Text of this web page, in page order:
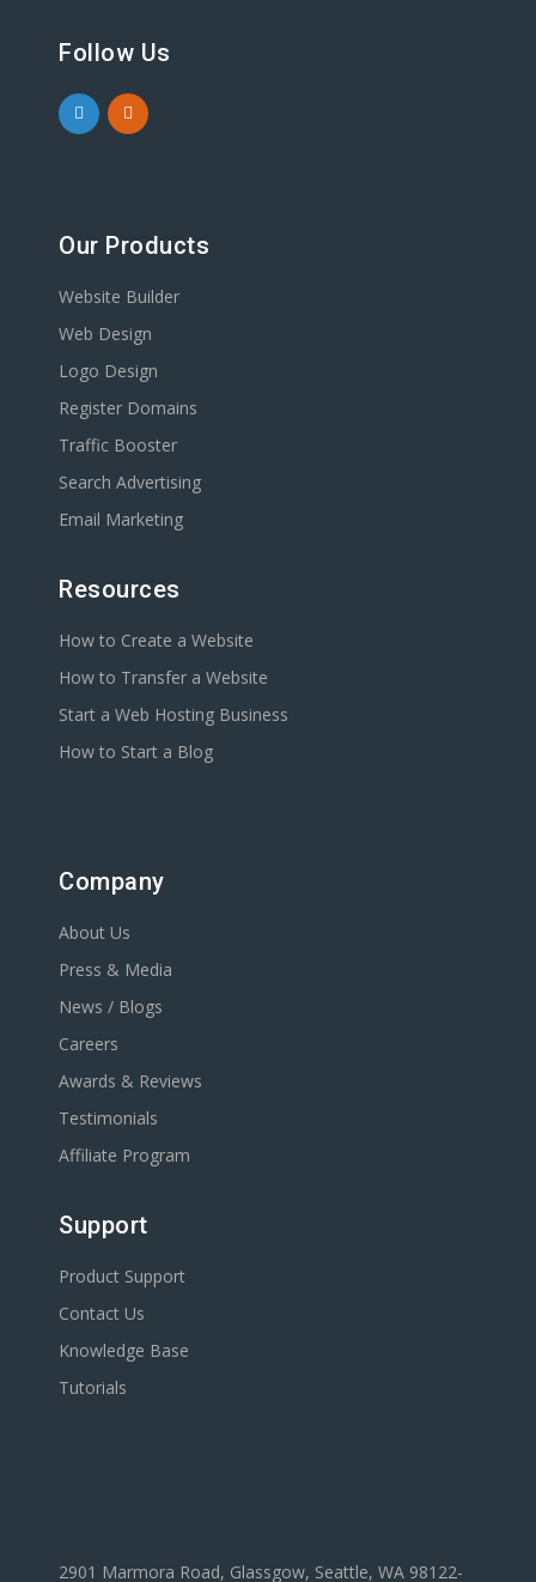
Follow Us
Our Products
Website Builder
Web Design
Logo Design
Register Domains
Traffic Booster
Search Advertising
Email Marketing
Resources
How to Create a Website
How to Transfer a Website
Start a Web Hosting Business
How to Start a Blog
Company
About Us
Press & Media
News / Blogs
Careers
Awards & Reviews
Testimonials
Affiliate Program
Support
Product Support
Contact Us
Knowledge Base
Tutorials
2901 Marmora Road, Glassgow, Seattle, WA 98122-